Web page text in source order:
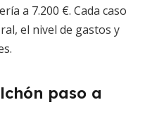
a 7.200 €. Cada caso
el nivel de gastos y
paso a